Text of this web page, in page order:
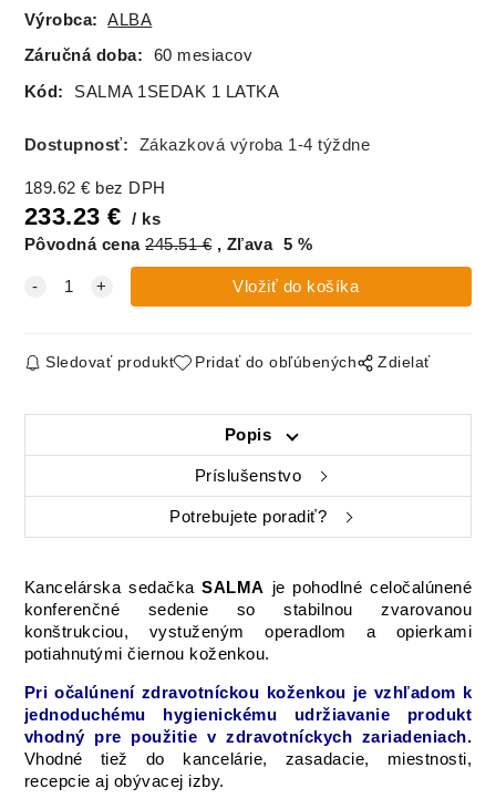
Výrobca: ALBA
Záručná doba: 60 mesiacov
Kód: SALMA 1SEDAK 1 LATKA
Dostupnosť: Zákazková výroba 1-4 týždne
189.62 € bez DPH
233.23 €
ks
Pôvodná cena 245.51€ Zľava 5 %
Sledovať produkt Pridať do obľúbených Zdielať
Popis
Príslušenstvo
Potrebujete poradiť?
Kancelárska sedačkaSALMA je pohodlné celočalúnené
konferenčné
sedenie so stabilnou
zvarovanou
konštrukciou, vystuženým operadlom a
opierkami
potiahnutými čiernou koženkou.
Pri očalúnení zdravotníckou koženkou je vzhľadom k
jednoduchému
hygienickému udržiavanie
produkt
vhodný pre použitie v zdravotníckych zariadeniach.
Vhodné
tiež do kancelárie, zasadacie,
miestnosti,
recepcie aj obývacej izby.